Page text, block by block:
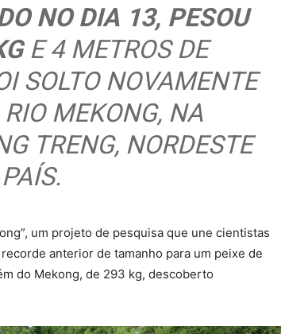
NO DIA 13, PESOU
E 4 METROS DE
SOLTO NOVAMENTE
MEKONG, NA
TRENG, NORDESTE
um projeto de pesquisa que une cientistas
anterior de tamanho para um peixe de
do Mekong, de 293 kg, descoberto